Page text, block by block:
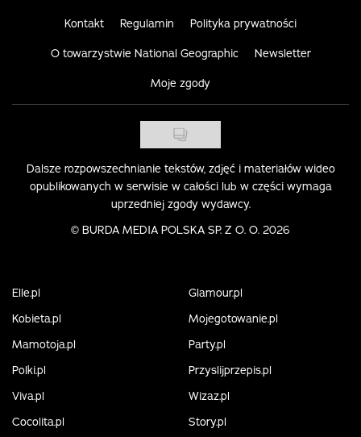
Kontakt Regulamin Polityka prywatności
O towarzystwie National Geographic Newsletter
Moje zgody
Dalsze rozpowszechnianie tekstów, zdjęć i materiałów wideo
opublikowanych w serwisie w całości lub w części wymaga
uprzedniej zgody wydawcy.
© BURDA MEDIA POLSKA SP. Z O. O. 2026
Elle.pl
Glamour.pl
Kobieta.pl
Mojegotowanie.pl
Mamotoja.pl
Party.pl
Polki.pl
Przyslijprzepis.pl
Viva.pl
Wizaz.pl
Cocolita.pl
Story.pl